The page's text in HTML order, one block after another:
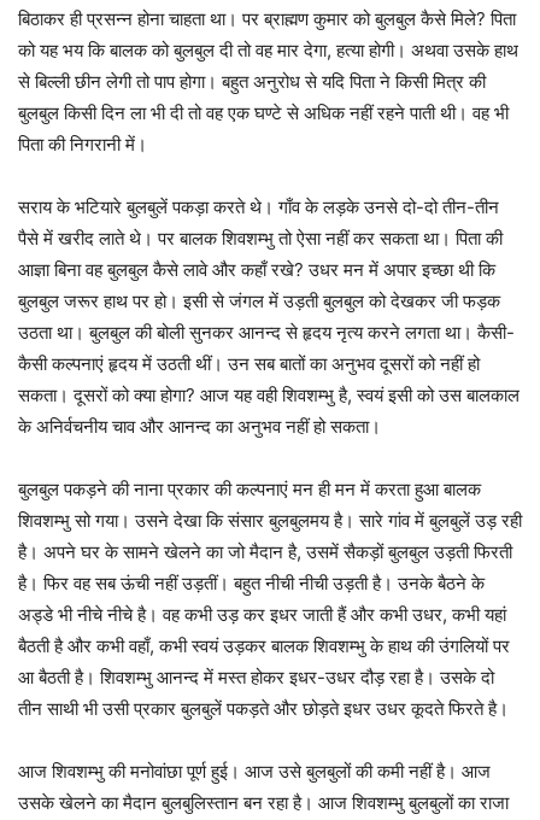
बिठाकर ही प्रसन्न होना चाहता था। पर ब्राह्मण कुमार को बुलबुल कैसे मिले? पिता
को यह भय कि बालक को बुलबुल दी तो वह मार देगा, हत्या होगी। अथवा उसके हाथ
से बिल्ली छीन लेगी तो पाप होगा। बहुत अनुरोध से यदि पिता ने किसी मित्र की
बुलबुल किसी दिन ला भी दी तो वह एक घण्टे से अधिक नहीं रहने पाती थी। वह भी
पिता की निगरानी में।
सराय के भटियारे बुलबुलें पकड़ा करते थे। गाँव के लड़के उनसे दो-दो तीन-तीन
पैसे में खरीद लाते थे। पर बालक शिवशम्भु तो ऐसा नहीं कर सकता था। पिता की
आज्ञा बिना वह बुलबुल कैसे लावे और कहाँ रखे? उधर मन में अपार इच्छा थी कि
बुलबुल जरूर हाथ पर हो। इसी से जंगल में उड़ती बुलबुल को देखकर जी फड़क
उठता था। बुलबुल की बोली सुनकर आनन्द से हृदय नृत्य करने लगता था। कैसी-
कैसी कल्पनाएं हृदय में उठती थीं। उन सब बातों का अनुभव दूसरों को नहीं हो
सकता। दूसरों को क्या होगा? आज यह वही शिवशम्भु है, स्वयं इसी को उस बालकाल
के अनिर्वचनीय चाव और आनन्द का अनुभव नहीं हो सकता।
बुलबुल पकड़ने की नाना प्रकार की कल्पनाएं मन ही मन में करता हुआ बालक
शिवशम्भु सो गया। उसने देखा कि संसार बुलबुलमय है। सारे गांव में बुलबुलें उड़ रही
है। अपने घर के सामने खेलने का जो मैदान है, उसमें सैकड़ों बुलबुल उड़ती फिरती
है। फिर वह सब ऊंची नहीं उड़तीं। बहुत नीची नीची उड़ती है। उनके बैठने के
अड्डे भी नीचे नीचे है। वह कभी उड़ कर इधर जाती हैं और कभी उधर, कभी यहां
बैठती है और कभी वहाँ, कभी स्वयं उड़कर बालक शिवशम्भु के हाथ की उंगलियों पर
आ बैठती है। शिवशम्भु आनन्द में मस्त होकर इधर-उधर दौड़ रहा है। उसके दो
तीन साथी भी उसी प्रकार बुलबुलें पकड़ते और छोड़ते इधर उधर कूदते फिरते है।
आज शिवशम्भु की मनोवांछा पूर्ण हुई। आज उसे बुलबुलों की कमी नहीं है। आज
उसके खेलने का मैदान बुलबुलिस्तान बन रहा है। आज शिवशम्भु बुलबुलों का राजा